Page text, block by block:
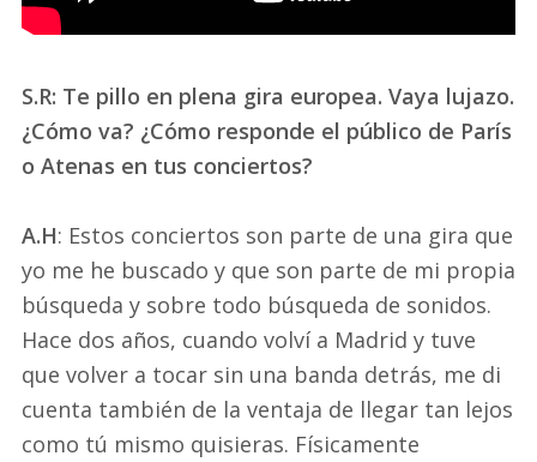
S.R: Te pillo en plena gira europea. Vaya lujazo.
¿Cómo va? ¿Cómo responde el público de París
o Atenas en tus conciertos?
A.H: Estos conciertos son parte de una gira que
yo me he buscado y que son parte de mi propia
búsqueda y sobre todo búsqueda de sonidos.
Hace dos años, cuando volví a Madrid y tuve
que volver a tocar sin una banda detrás, me di
cuenta también de la ventaja de llegar tan lejos
como tú mismo quisieras. Físicamente